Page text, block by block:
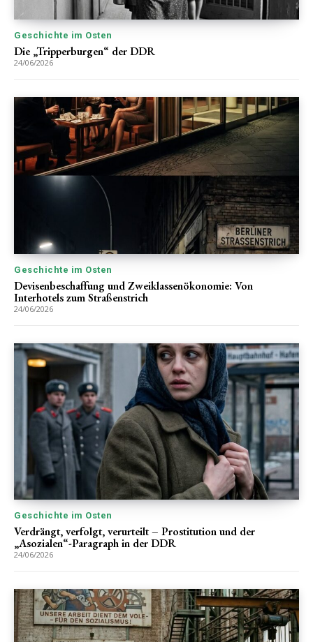
Geschichte im Osten
Die „Tripperburgen“ der DDR
24/06/2026
Geschichte im Osten
Devisenbeschaffung und Zweiklassenökonomie: Von
Interhotels zum Straßenstrich
24/06/2026
Geschichte im Osten
Verdrängt, verfolgt, verurteilt – Prostitution und der
„Asozialen“-Paragraph in der DDR
24/06/2026